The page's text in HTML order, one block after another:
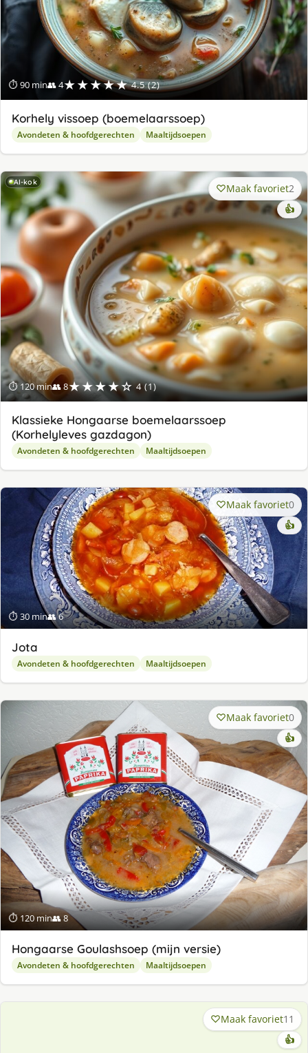
⏱ 90 min👥 4★★★★★ 4.5 (2)
Korhely vissoep (boemelaarssoep)
Avondeten & hoofdgerechten Maaltijdsoepen
AI-kok
⏱ 120 min👥 8★★★★☆ 4 (1)
Maak favoriet2
👍
Klassieke Hongaarse boemelaarssoep
(Korhelyleves gazdagon)
Avondeten & hoofdgerechten Maaltijdsoepen
⏱ 30 min👥 6
Maak favoriet0
👍
Jota
Avondeten & hoofdgerechten Maaltijdsoepen
⏱ 120 min👥 8
Maak favoriet0
👍
Hongaarse Goulashsoep (mijn versie)
Avondeten & hoofdgerechten Maaltijdsoepen
Maak favoriet11
👍